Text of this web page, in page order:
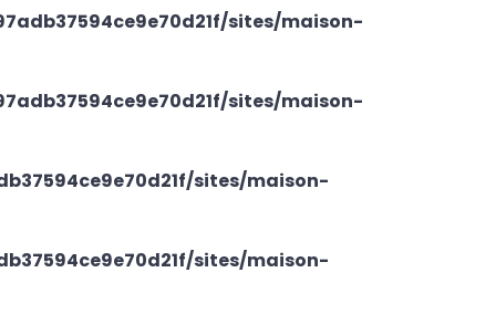
sites/maison-
sites/maison-
sites/maison-
sites/maison-